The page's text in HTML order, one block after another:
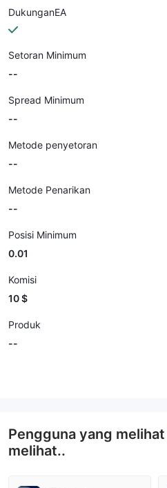
DukunganEA
Setoran Minimum
--
Spread Minimum
--
Metode penyetoran
--
Metode Penarikan
--
Posisi Minimum
0.01
Komisi
10 $
Produk
--
Pengguna yang melihat
melihat..